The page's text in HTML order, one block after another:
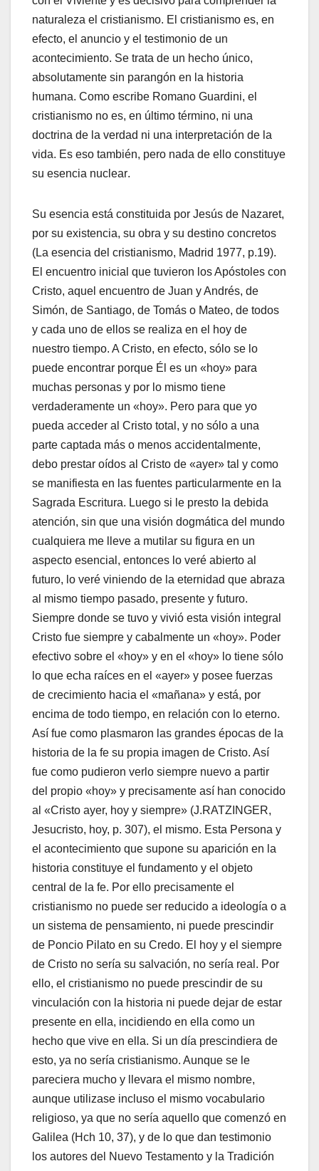
naturaleza el cristianismo. El cristianismo es, en
efecto, el anuncio y el testimonio de un
acontecimiento. Se trata de un hecho único,
absolutamente sin parangón en la historia
humana. Como escribe Romano Guardini, el
cristianismo no es, en último término, ni una
doctrina de la verdad ni una interpretación de la
vida. Es eso también, pero nada de ello constituye
su esencia nuclear.
Su esencia está constituida por Jesús de Nazaret,
por su existencia, su obra y su destino concretos
(La esencia del cristianismo, Madrid 1977, p.19).
El encuentro inicial que tuvieron los Apóstoles con
Cristo, aquel encuentro de Juan y Andrés, de
Simón, de Santiago, de Tomás o Mateo, de todos
y cada uno de ellos se realiza en el hoy de
nuestro tiempo. A Cristo, en efecto, sólo se lo
puede encontrar porque Él es un «hoy» para
muchas personas y por lo mismo tiene
verdaderamente un «hoy». Pero para que yo
pueda acceder al Cristo total, y no sólo a una
parte captada más o menos accidentalmente,
debo prestar oídos al Cristo de «ayer» tal y como
se manifiesta en las fuentes particularmente en la
Sagrada Escritura. Luego si le presto la debida
atención, sin que una visión dogmática del mundo
cualquiera me lleve a mutilar su figura en un
aspecto esencial, entonces lo veré abierto al
futuro, lo veré viniendo de la eternidad que abraza
al mismo tiempo pasado, presente y futuro.
Siempre donde se tuvo y vivió esta visión integral
Cristo fue siempre y cabalmente un «hoy». Poder
efectivo sobre el «hoy» y en el «hoy» lo tiene sólo
lo que echa raíces en el «ayer» y posee fuerzas
de crecimiento hacia el «mañana» y está, por
encima de todo tiempo, en relación con lo eterno.
Así fue como plasmaron las grandes épocas de la
historia de la fe su propia imagen de Cristo. Así
fue como pudieron verlo siempre nuevo a partir
del propio «hoy» y precisamente así han conocido
al «Cristo ayer, hoy y siempre» (J.RATZINGER,
Jesucristo, hoy, p. 307), el mismo. Esta Persona y
el acontecimiento que supone su aparición en la
historia constituye el fundamento y el objeto
central de la fe. Por ello precisamente el
cristianismo no puede ser reducido a ideología o a
un sistema de pensamiento, ni puede prescindir
de Poncio Pilato en su Credo. El hoy y el siempre
de Cristo no sería su salvación, no sería real. Por
ello, el cristianismo no puede prescindir de su
vinculación con la historia ni puede dejar de estar
presente en ella, incidiendo en ella como un
hecho que vive en ella. Si un día prescindiera de
esto, ya no sería cristianismo. Aunque se le
pareciera mucho y llevara el mismo nombre,
aunque utilizase incluso el mismo vocabulario
religioso, ya que no sería aquello que comenzó en
Galilea (Hch 10, 37), y de lo que dan testimonio
los autores del Nuevo Testamento y la Tradición